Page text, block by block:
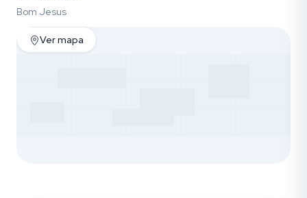
Bom Jesus
Ver mapa